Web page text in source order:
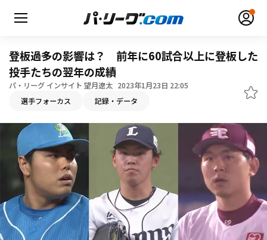
無料アカウント登録
HOME
動画
日程・結果
順位表･成績
登板過多の影響は？ 前年に60試合以上に登板した
投手たちの翌年の成績
パ・リーグ インサイト 望月遼太 2023年1月23日 22:05
選手フォーカス 記録・データ